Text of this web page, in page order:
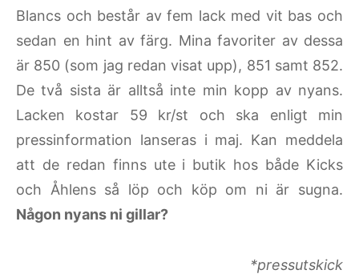
Blancs och består av fem lack med vit bas och
sedan en hint av färg. Mina favoriter av dessa
är 850 (som jag redan visat upp), 851 samt 852.
De två sista är alltså inte min kopp av nyans.
Lacken kostar 59 kr/st och ska enligt min
pressinformation lanseras i maj. Kan meddela
att de redan finns ute i butik hos både Kicks
och Åhlens så löp och köp om ni är sugna.
Någon nyans ni gillar?
*pressutskick